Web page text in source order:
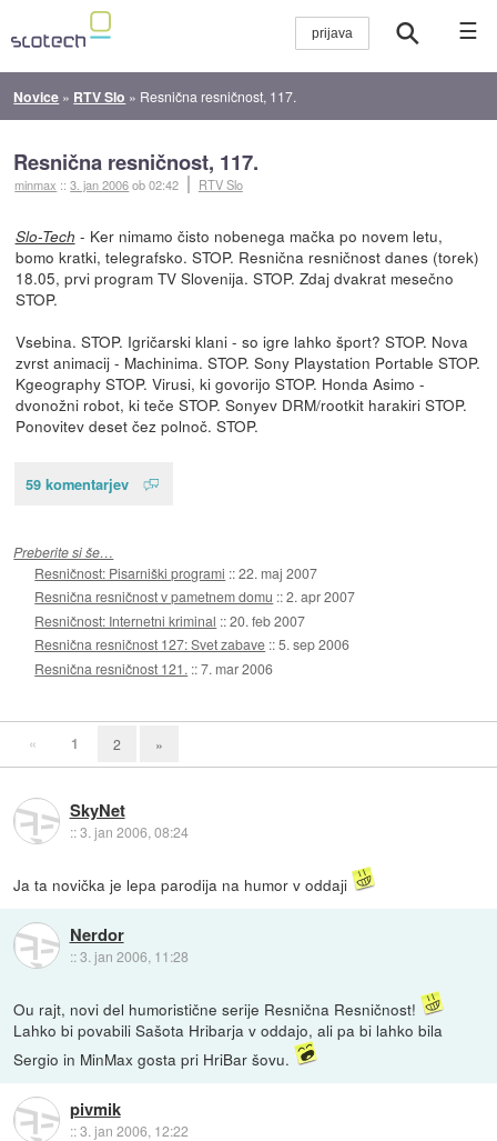
☰
Novice » RTV Slo » Resnična resničnost, 117.
Resnična resničnost, 117.
minmax ::3. jan 2006ob 02:42 RTV Slo
Slo-Tech - Ker nimamo čisto nobenega mačka po novem letu,
bomo kratki, telegrafsko. STOP. Resnična resničnost danes (torek)
18.05, prvi program TV Slovenija. STOP. Zdaj dvakrat mesečno
STOP.
Vsebina. STOP. Igričarski klani - so igre lahko šport? STOP. Nova
zvrst animacij - Machinima. STOP. Sony Playstation Portable STOP.
Kgeography STOP. Virusi, ki govorijo STOP. Honda Asimo -
dvonožni robot, ki teče STOP. Sonyev DRM/rootkit harakiri STOP.
Ponovitev deset čez polnoč. STOP.
59 komentarjev
Preberite si še…
Resničnost: Pisarniški programi ::22. maj 2007
Resnična resničnost v pametnem domu ::2. apr 2007
Resničnost: Internetni kriminal ::20. feb 2007
Resnična resničnost 127: Svet zabave ::5. sep 2006
Resnična resničnost 121. ::7. mar 2006
« 1 2 »
SkyNet
::3. jan 2006, 08:24
Ja ta novička je lepa parodija na humor v oddaji
Nerdor
::3. jan 2006, 11:28
Ou rajt, novi del humoristične serije Resnična Resničnost!
Lahko bi povabili Sašota Hribarja v oddajo, ali pa bi lahko bila
Sergio in MinMax gosta pri HriBar šovu.
pivmik
::3. jan 2006, 12:22